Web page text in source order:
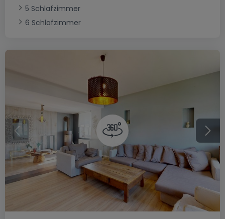
5 Schlafzimmer
6 Schlafzimmer